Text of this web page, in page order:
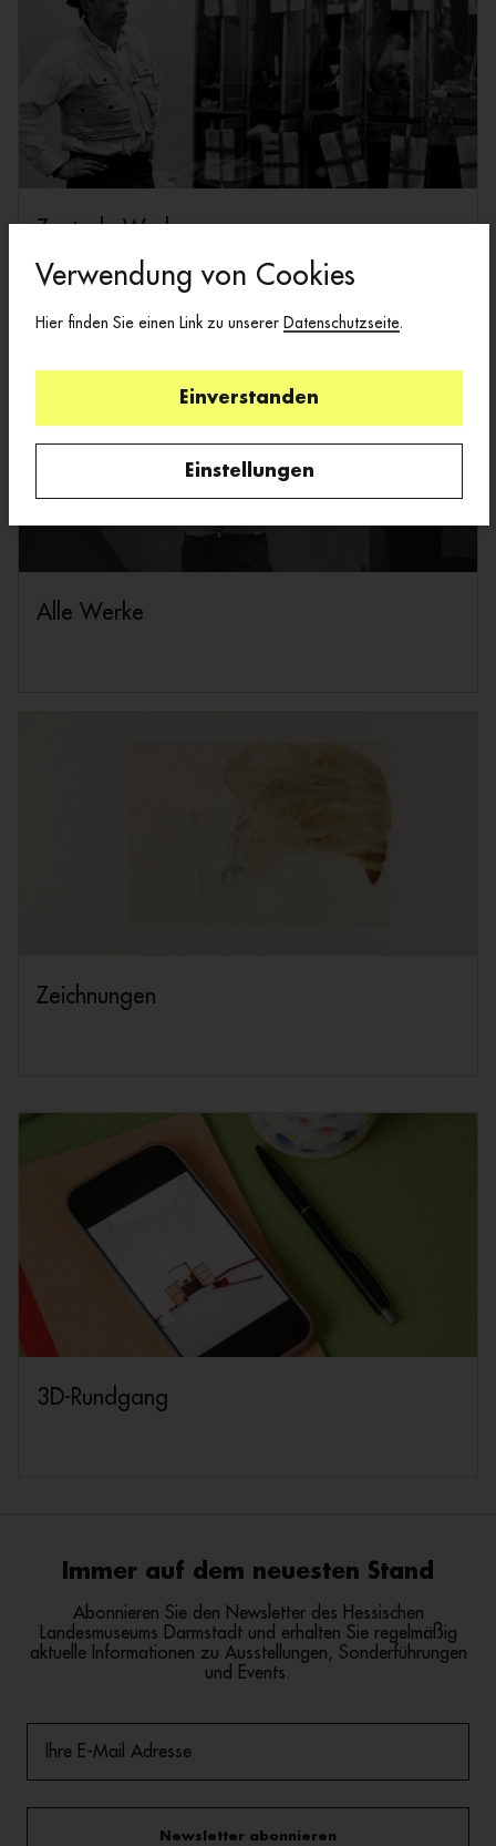
Zentrale Werke
Alle Werke
Zeichnungen
3D-Rundgang
Immer auf dem neuesten Stand
Abonnieren Sie den Newsletter des Hessischen
Landesmuseums Darmstadt und erhalten Sie regelmäßig
aktuelle Informationen zu Ausstellungen, Sonderführungen
und Events.
Newsletter abonnieren
Verwendung von Cookies
Hier finden Sie einen Link zu unserer Datenschutzseite
Einverstanden
Einstellungen